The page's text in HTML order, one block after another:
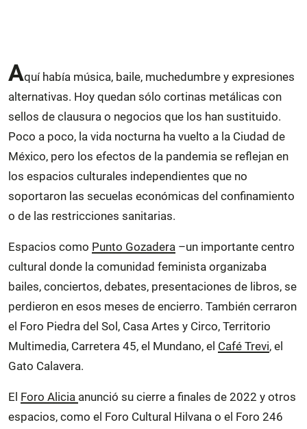
Aquí había música, baile, muchedumbre y expresiones
alternativas. Hoy quedan sólo cortinas metálicas con
sellos de clausura o negocios que los han sustituido.
Poco a poco, la vida nocturna ha vuelto a la Ciudad de
México, pero los efectos de la pandemia se reflejan en
los espacios culturales independientes que no
soportaron las secuelas económicas del confinamiento
o de las restricciones sanitarias.
Espacios como Punto Gozadera –un importante centro
cultural donde la comunidad feminista organizaba
bailes, conciertos, debates, presentaciones de libros, se
perdieron en esos meses de encierro. También cerraron
el Foro Piedra del Sol, Casa Artes y Circo, Territorio
Multimedia, Carretera 45, el Mundano, el Café Trevi, el
Gato Calavera.
El Foro Alicia anunció su cierre a finales de 2022 y otros
espacios, como el Foro Cultural Hilvana o el Foro 246